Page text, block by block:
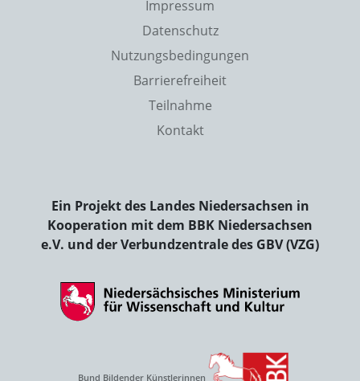
Impressum
Datenschutz
Nutzungsbedingungen
Barrierefreiheit
Teilnahme
Kontakt
Ein Projekt des Landes Niedersachsen in
Kooperation mit dem BBK Niedersachsen
e.V. und der Verbundzentrale des GBV (VZG)
Bund Bildender Künstlerinnen